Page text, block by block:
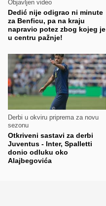
Objavljen video
Dedić nije odigrao ni minute
za Benficu, pa na kraju
napravio potez zbog kojeg je
u centru pažnje!
Derbi u okviru priprema za novu
sezonu
Otkriveni sastavi za derbi
Juventus - Inter, Spalletti
donio odluku oko
Alajbegovića